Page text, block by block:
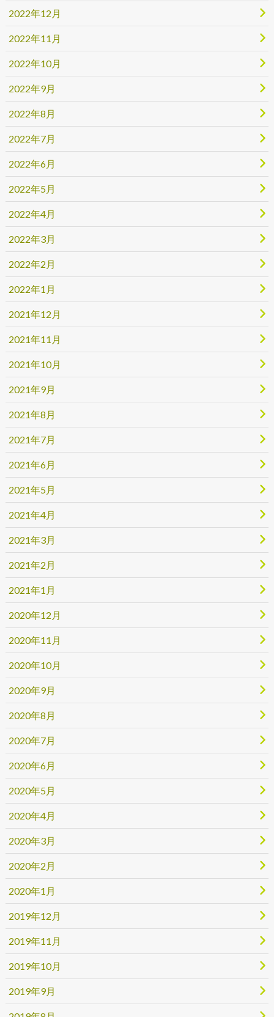
2022年12月
2022年11月
2022年10月
2022年9月
2022年8月
2022年7月
2022年6月
2022年5月
2022年4月
2022年3月
2022年2月
2022年1月
2021年12月
2021年11月
2021年10月
2021年9月
2021年8月
2021年7月
2021年6月
2021年5月
2021年4月
2021年3月
2021年2月
2021年1月
2020年12月
2020年11月
2020年10月
2020年9月
2020年8月
2020年7月
2020年6月
2020年5月
2020年4月
2020年3月
2020年2月
2020年1月
2019年12月
2019年11月
2019年10月
2019年9月